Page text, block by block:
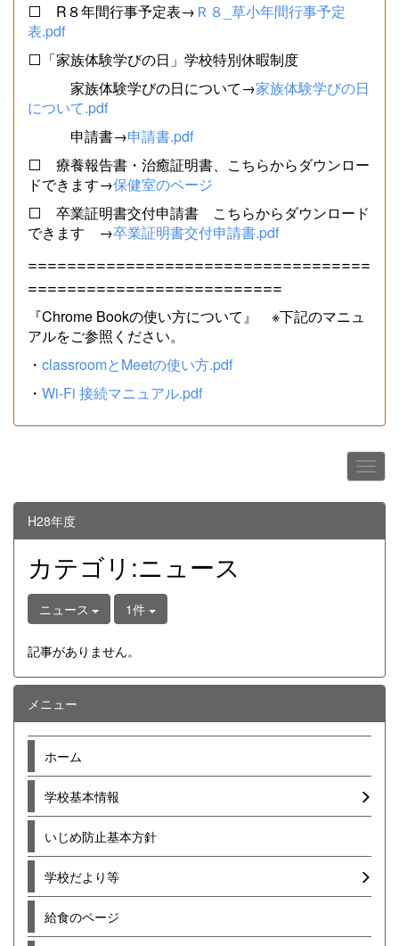
⬜ R８年間行事予定表→ Ｒ８_草小年間行事予定
表.pdf
⬜「家族体験学びの日」学校特別休暇制度
家族体験学びの日について→家族体験学びの日
について.pdf
申請書→申請書.pdf
⬜ 療養報告書・治癒証明書、こちらからダウンロー
ドできます→保健室のページ
⬜ 卒業証明書交付申請書 こちらからダウンロード
できます →卒業証明書交付申請書.pdf
===================================
==========================
『Chrome Bookの使い方について』 ※下記のマニュ
アルをご参照ください。
・ classroomとMeetの使い方.pdf
・ Wi-Fi 接続マニュアル.pdf
H28年度
カテゴリ:ニュース
ニュース 1件
記事がありません。
メニュー
ホーム
学校基本情報
いじめ防止基本方針
学校だより等
給食のページ